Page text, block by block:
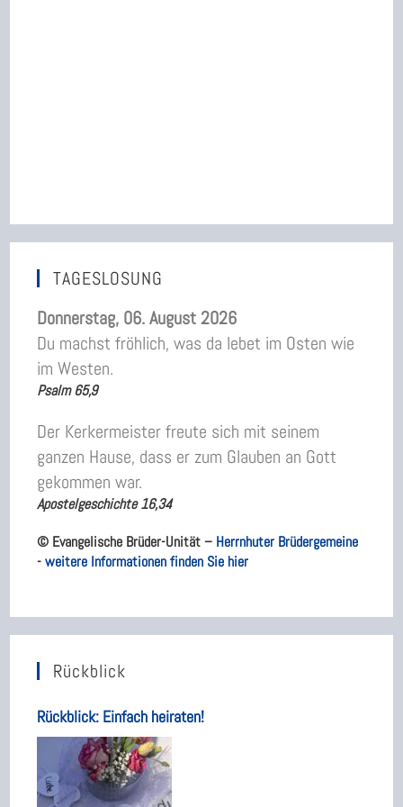
TAGESLOSUNG
Donnerstag, 06. August 2026
Du machst fröhlich, was da lebet im Osten wie
im Westen.
Psalm 65,9
Der Kerkermeister freute sich mit seinem
ganzen Hause, dass er zum Glauben an Gott
gekommen war.
Apostelgeschichte 16,34
© Evangelische Brüder-Unität – Herrnhuter Brüdergemeine
-weitere Informationen finden Sie hier
Rückblick
Rückblick: Einfach heiraten!